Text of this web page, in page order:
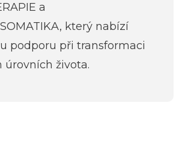
a
který nabízí
podporu při transformaci
úrovních života.